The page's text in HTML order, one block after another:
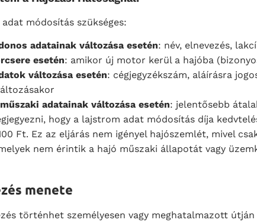
módosítás szükséges:
adatainak változása esetén: név, elnevezés,
esetén: amikor új motor kerül a hajóba
változása esetén: cégjegyzékszám, aláírásra
adatainak változása esetén: jelentősebb
hogy a lajstrom adat módosítás díja
Ft. Ez az eljárás nem igényel hajószemlét, mivel
nem érintik a hajó műszaki állapotát vagy
menete
történhet személyesen vagy meghatalmazott